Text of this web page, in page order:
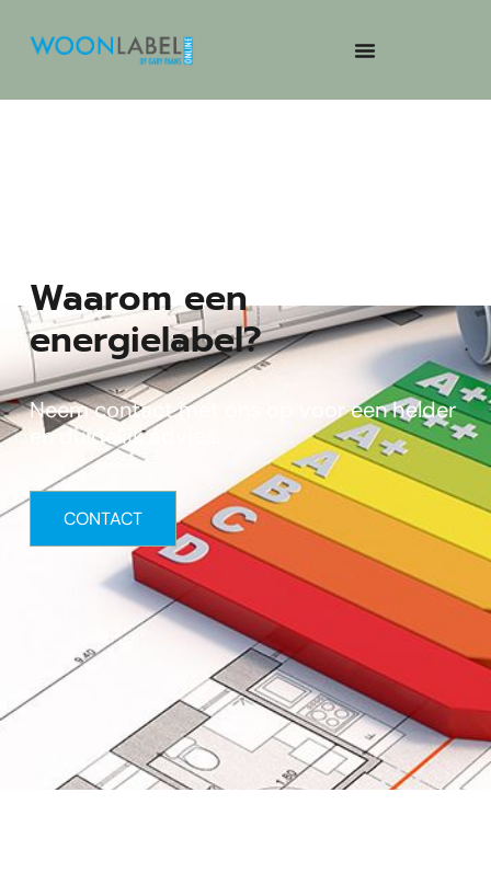
Waarom een
energielabel?
Neem contact met ons op voor een helder
en duidelijk advies.
CONTACT